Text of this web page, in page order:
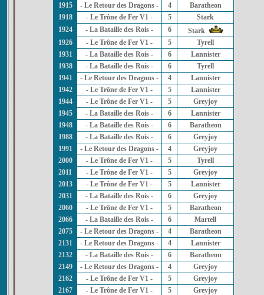
1915
- Le Retour des Dragons - 4
Baratheon
1918
- Le Trône de Fer V1 - 5
Stark
1924
- La Bataille des Rois - 6
Stark
1926
- Le Trône de Fer V1 - 5
Tyrell
1931
- La Bataille des Rois - 6
Lannister
1938
- La Bataille des Rois - 6
Tyrell
1941
- Le Retour des Dragons - 4
Lannister
1942
- Le Trône de Fer V1 - 5
Lannister
1944
- Le Trône de Fer V1 - 5
Greyjoy
1945
- La Bataille des Rois - 6
Lannister
1948
- La Bataille des Rois - 6
Baratheon
1988
- La Bataille des Rois - 6
Greyjoy
1991
- Le Retour des Dragons - 4
Greyjoy
2000
- Le Trône de Fer V1 - 5
Tyrell
2011
- Le Trône de Fer V1 - 5
Greyjoy
2013
- Le Trône de Fer V1 - 5
Lannister
2031
- La Bataille des Rois - 6
Greyjoy
2060
- Le Trône de Fer V1 - 5
Baratheon
2066
- La Bataille des Rois - 6
Martell
2075
- Le Retour des Dragons - 4
Baratheon
2131
- Le Retour des Dragons - 4
Lannister
2132
- La Bataille des Rois - 6
Baratheon
2149
- Le Retour des Dragons - 4
Greyjoy
2162
- Le Trône de Fer V1 - 5
Greyjoy
2167
- Le Trône de Fer V1 - 5
Greyjoy